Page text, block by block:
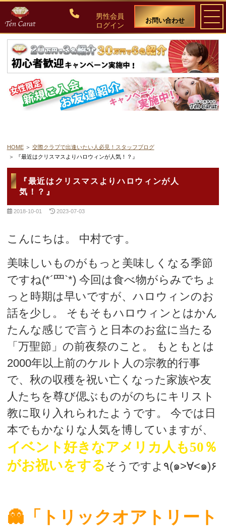
男性会員
ログイン
お問い合わせ
ご入会について
料金・入会案内
会員比率『１：１０』にこだわる理由
50代・60代のための後悔しない選び方
女性会員の紹介
アフィリエイトをご検討の皆様へ。
HOME
交際クラブで出逢いたい人必見！スタッフブログ
『最近はクリスマスよりハロウィンが人気！？』
『最近はクリスマスよりハロウィンが人
気！？』
2018-10-01 2023-07-03
こんにちは。 中村です。
美味しいものがもっと美味しくなる季節
ですね(*´罒`*) 今回は食べ物がらみでちょ
っと時期は早いですが、ハロウィンのお
話を少し。 そもそもハロウィンとはかん
たんな感じで言うと日本のお盆に当たる
「万聖節」の前夜祭のこと。 もともとは
2000年以上前のケルト人の宗教的行事
で、秋の収穫を祝い亡くなった家族や友
人たちを尊び偲ぶものがのちにキリスト
教に取り入れられたようです。 今では日
本でもかなりな人気を博していますが、
イベント好きなアメリカ人も50％
がお祝いをする
そうですよ٩(๑>∀<๑)۶
👻「トリックオアトリート